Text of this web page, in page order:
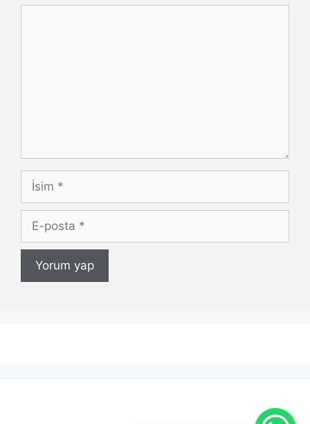
İsim
posta